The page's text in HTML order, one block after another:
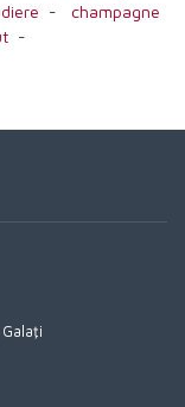
- champagne
-